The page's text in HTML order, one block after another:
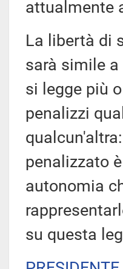
attualmente
La libertà di
sarà simile
si legge più
penalizzi
penalizzato
autonomia
su questa